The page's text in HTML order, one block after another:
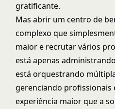
gratificante.
Mas abrir um centro de
complexo que
maior e recrutar vários
está apenas
está orquestrando
gerenciando profissionais
experiência maior que a